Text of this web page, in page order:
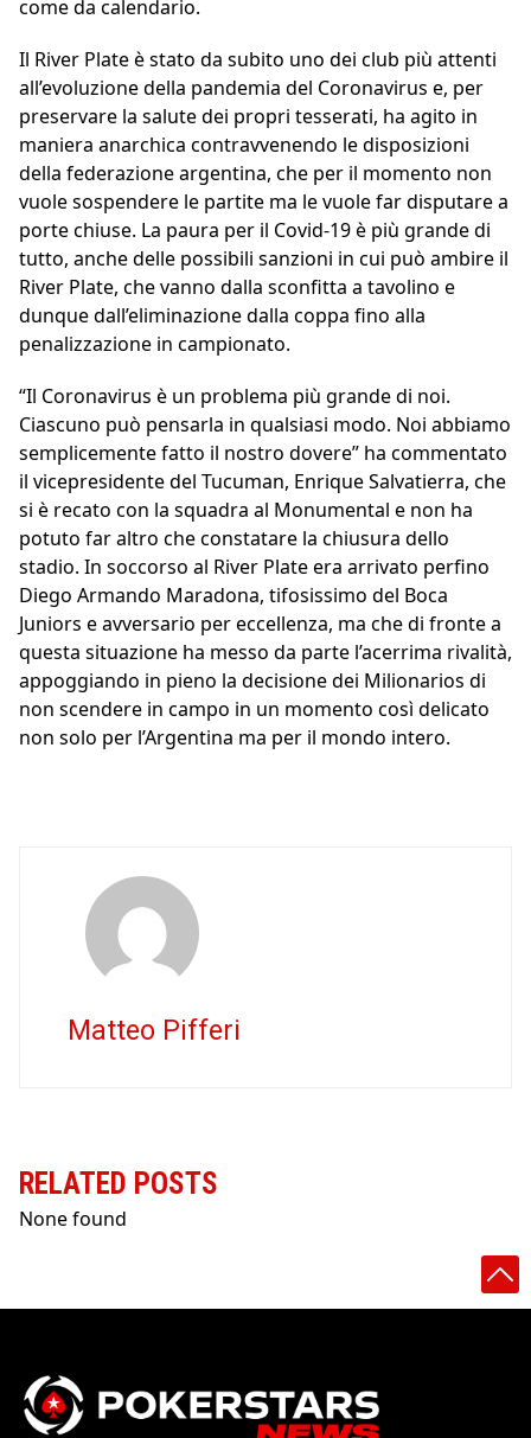
come da calendario.
Il River Plate è stato da subito uno dei club più attenti
all’evoluzione della pandemia del Coronavirus e, per
preservare la salute dei propri tesserati, ha agito in
maniera anarchica contravvenendo le disposizioni
della federazione argentina, che per il momento non
vuole sospendere le partite ma le vuole far disputare a
porte chiuse. La paura per il Covid-19 è più grande di
tutto, anche delle possibili sanzioni in cui può ambire il
River Plate, che vanno dalla sconfitta a tavolino e
dunque dall’eliminazione dalla coppa fino alla
penalizzazione in campionato.
“Il Coronavirus è un problema più grande di noi.
Ciascuno può pensarla in qualsiasi modo. Noi abbiamo
semplicemente fatto il nostro dovere” ha commentato
il vicepresidente del Tucuman, Enrique Salvatierra, che
si è recato con la squadra al Monumental e non ha
potuto far altro che constatare la chiusura dello
stadio. In soccorso al River Plate era arrivato perfino
Diego Armando Maradona, tifosissimo del Boca
Juniors e avversario per eccellenza, ma che di fronte a
questa situazione ha messo da parte l’acerrima rivalità,
appoggiando in pieno la decisione dei Milionarios di
non scendere in campo in un momento così delicato
non solo per l’Argentina ma per il mondo intero.
Matteo Pifferi
RELATED POSTS
None found